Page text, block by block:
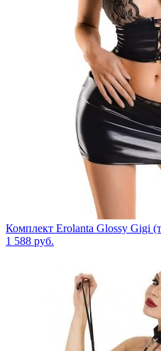
Комплект Erolanta Glossy Gigi
1 588 руб.